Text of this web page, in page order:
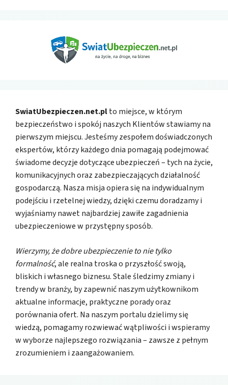
SwiatUbezpieczen.net.plto miejsce, w którym
bezpieczeństwo i spokój naszych Klientów stawiamy na
pierwszym miejscu. Jesteśmy zespołem doświadczonych
ekspertów, którzy każdego dnia pomagają podejmować
świadome decyzje dotyczące ubezpieczeń – tych na życie,
komunikacyjnych oraz zabezpieczających działalność
gospodarczą. Nasza misja opiera się na indywidualnym
podejściu i rzetelnej wiedzy, dzięki czemu doradzamy i
wyjaśniamy nawet najbardziej zawiłe zagadnienia
ubezpieczeniowe w przystępny sposób.
Wierzymy, że dobre ubezpieczenie to nie tylko
formalność, ale realna troska o przyszłość swoją,
bliskich i własnego biznesu. Stale śledzimy zmiany i
trendy w branży, by zapewnić naszym użytkownikom
aktualne informacje, praktyczne porady oraz
porównania ofert. Na naszym portalu dzielimy się
wiedzą, pomagamy rozwiewać wątpliwości i wspieramy
w wyborze najlepszego rozwiązania – zawsze z pełnym
zrozumieniem i zaangażowaniem.